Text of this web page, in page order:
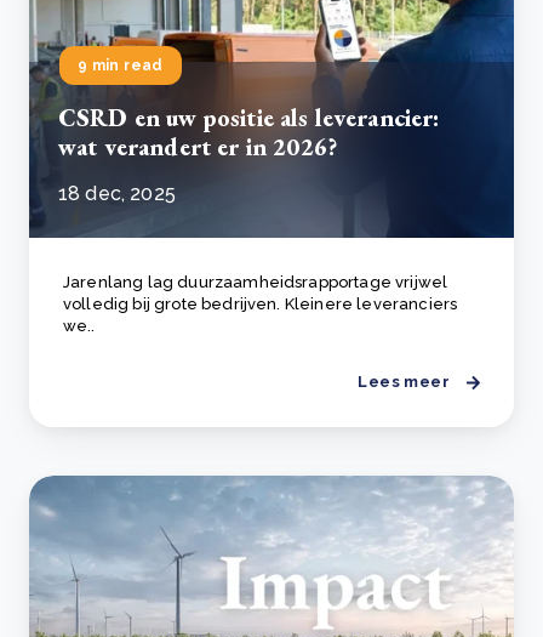
9 min read
CSRD en uw positie als leverancier:
wat verandert er in 2026?
18 dec, 2025
Jarenlang lag duurzaamheidsrapportage vrijwel
volledig bij grote bedrijven. Kleinere leveranciers
we..
Lees meer